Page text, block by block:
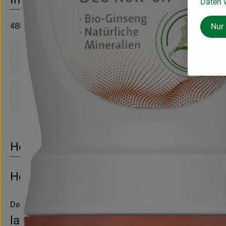
48h+ Deo Power aus der Natur - zuverlässig geschützt
Produktinformationen
Produktdatenblatt
Herkunft
Hersteller: lavera
Deutschland
lavera
Nur